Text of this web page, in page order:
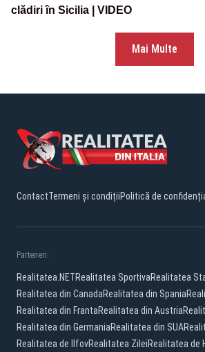
clădiri în Sicilia | VIDEO
Mai Multe
ContactTermeni și condițiiPolitică de
Parteneri:
Realitatea.NETRealitatea SportivaRealitatea
Realitatea din CanadaRealitatea din Spania
Realitatea din FrantaRealitatea din Austria
Realitatea din GermaniaRealitatea din SUA
Realitatea de IlfovRealitatea ZileiRealitatea de